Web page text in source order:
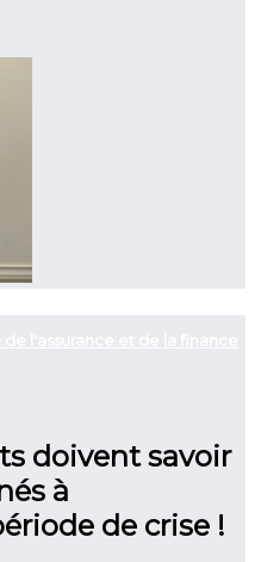
doivent savoir
à
de crise !